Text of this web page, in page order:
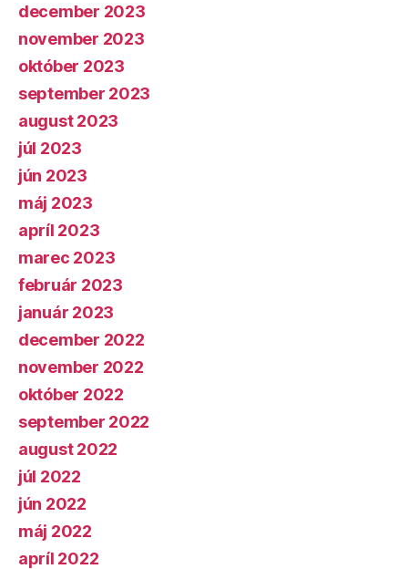
december 2023
november 2023
október 2023
september 2023
august 2023
júl 2023
jún 2023
máj 2023
apríl 2023
marec 2023
február 2023
január 2023
december 2022
november 2022
október 2022
september 2022
august 2022
júl 2022
jún 2022
máj 2022
apríl 2022